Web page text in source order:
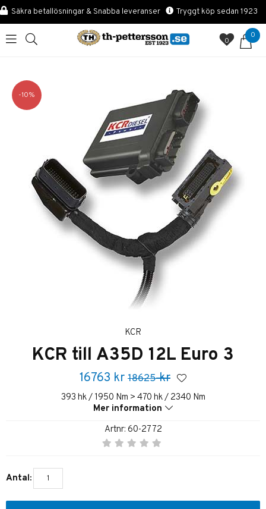
Säkra betallösningar & Snabba leveranser Tryggt köp sedan 1923
0
0
10
KCR
KCR till A35D 12L Euro 3
18625kr
16763 kr
393 hk / 1950 Nm > 470 hk / 2340 Nm
Mer information
Artnr: 60-2772
Antal: